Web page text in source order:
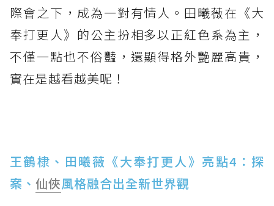
際會之下，成為一對有情人。田曦薇在《大
奉打更人》的公主扮相多以正紅色系為主，
不僅一點也不俗豔，還顯得格外艷麗高貴，
實在是越看越美呢！
王鶴棣、田曦薇《大奉打更人》亮點4：探
案、 仙俠風格融合出全新世界觀